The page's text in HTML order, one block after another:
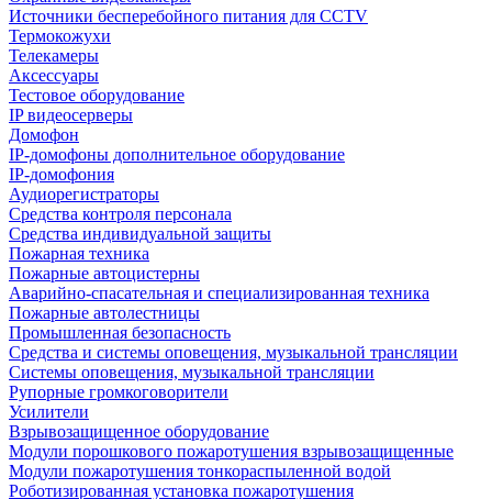
Источники бесперебойного питания для CCTV
Термокожухи
Телекамеры
Аксессуары
Тестовое оборудование
IP видеосерверы
Домофон
IP-домофоны дополнительное оборудование
IP-домофония
Аудиорегистраторы
Средства контроля персонала
Средства индивидуальной защиты
Пожарная техника
Пожарные автоцистерны
Аварийно-спасательная и специализированная техника
Пожарные автолестницы
Промышленная безопасность
Средства и системы оповещения, музыкальной трансляции
Системы оповещения, музыкальной трансляции
Рупорные громкоговорители
Усилители
Взрывозащищенное оборудование
Модули порошкового пожаротушения взрывозащищенные
Модули пожаротушения тонкораспыленной водой
Роботизированная установка пожаротушения